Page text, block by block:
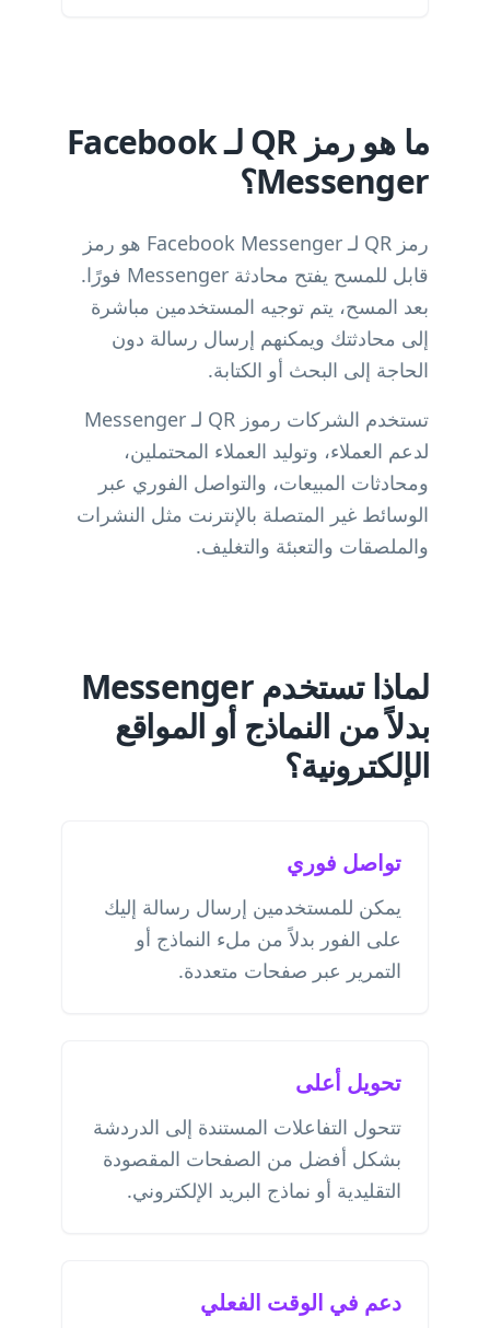
ما هو رمز QR لـ Facebook
Messenger؟
رمز QR لـ Facebook Messenger هو رمز
قابل للمسح يفتح محادثة Messenger فورًا.
بعد المسح، يتم توجيه المستخدمين مباشرة
إلى محادثتك ويمكنهم إرسال رسالة دون
الحاجة إلى البحث أو الكتابة.
تستخدم الشركات رموز QR لـ Messenger
لدعم العملاء، وتوليد العملاء المحتملين،
ومحادثات المبيعات، والتواصل الفوري عبر
الوسائط غير المتصلة بالإنترنت مثل النشرات
والملصقات والتعبئة والتغليف.
لماذا تستخدم Messenger
بدلاً من النماذج أو المواقع
الإلكترونية؟
تواصل فوري
يمكن للمستخدمين إرسال رسالة إليك
على الفور بدلاً من ملء النماذج أو
التمرير عبر صفحات متعددة.
تحويل أعلى
تتحول التفاعلات المستندة إلى الدردشة
بشكل أفضل من الصفحات المقصودة
التقليدية أو نماذج البريد الإلكتروني.
دعم في الوقت الفعلي